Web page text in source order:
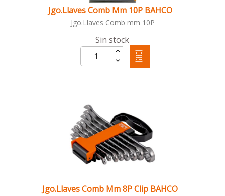
Jgo.Llaves Comb Mm 10P BAHCO
Jgo.Llaves Comb mm 10P
Sin stock
Jgo.Llaves Comb Mm 8P Clip BAHCO